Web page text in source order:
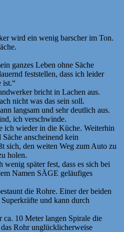
wird ein wenig barscher im Ton.
ganzes Leben ohne Säche
feststellen, dass ich leider
ist.“
bricht in Lachen aus.
nicht was das sein soll.
langsam und sehr deutlich aus.
ich verschwinde.
ich wieder in die Küche. Weiterhin
anscheinend kein
sich, den weiten Weg zum Auto zu
holen.
wenig später fest, dass es sich bei
Namen SÄGE geläufiges
die Rohre. Einer der beiden
und kann durch
ca. 10 Meter langen Spirale die
Rohr unglücklicherweise